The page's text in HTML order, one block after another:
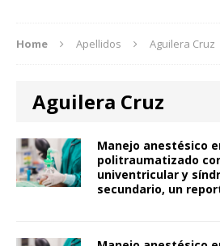
Home Apellidos Aguilera Cruz
Aguilera Cruz
Manejo anestésico
politraumatizado
univentricular y
secundario, un